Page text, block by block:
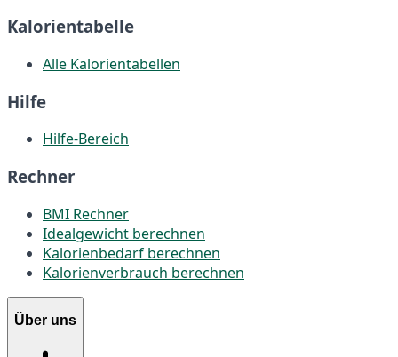
Kalorientabelle
Alle Kalorientabellen
Hilfe
Hilfe-Bereich
Rechner
BMI Rechner
Idealgewicht berechnen
Kalorienbedarf berechnen
Kalorienverbrauch berechnen
Über uns